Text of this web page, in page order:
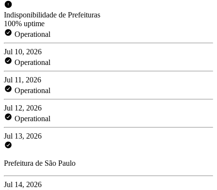
Indisponibilidade de Prefeituras
100% uptime
Operational
Jul 10, 2026
Operational
Jul 11, 2026
Operational
Jul 12, 2026
Operational
Jul 13, 2026
Prefeitura de São Paulo
Jul 14, 2026